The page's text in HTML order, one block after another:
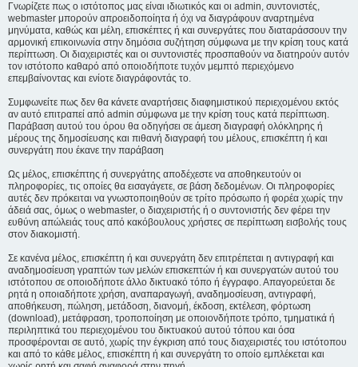
Γνωρίζετε πως ο ιστότοπος μας είναι ιδιωτικός και οι admin, συντονιστές,
webmaster μπορούν απροειδοποίητα ή όχι να διαγράφουν αναρτημένα
μηνύματα, καθώς και μέλη, επισκέπτες ή και συνεργάτες που διαταράσσουν την
αρμονική επικοινωνία στην δημόσια συζήτηση σύμφωνα με την κρίση τους κατά
περίπτωση. Οι διαχειριστές και οι συντονιστές προσπαθούν να διατηρούν αυτόν
τον ιστότοπο καθαρό από οποιοδήποτε τυχόν μεμπτό περιεχόμενο
επεμβαίνοντας και ενίοτε διαγράφοντάς το.
Συμφωνείτε πως δεν θα κάνετε αναρτήσεις διαφημιστικού περιεχομένου εκτός
αν αυτό επιτραπεί από admin σύμφωνα με την κρίση τους κατά περίπτωση.
Παράβαση αυτού του όρου θα οδηγήσει σε άμεση διαγραφή ολόκληρης ή
μέρους της δημοσίευσης και πιθανή διαγραφή του μέλους, επισκέπτη ή και
συνεργάτη που έκανε την παράβαση
Ως μέλος, επισκέπτης ή συνεργάτης αποδέχεστε να αποθηκευτούν οι
πληροφορίες, τις οποίες θα εισαγάγετε, σε βάση δεδομένων. Οι πληροφορίες
αυτές δεν πρόκειται να γνωστοποιηθούν σε τρίτο πρόσωπο ή φορέα χωρίς την
άδειά σας, όμως ο webmaster, ο διαχειριστής ή ο συντονιστής δεν φέρει την
ευθύνη απώλειάς τους από κακόβουλους χρήστες σε περίπτωση εισβολής τους
στον διακομιστή.
Σε κανένα μέλος, επισκέπτη ή και συνεργάτη δεν επιτρέπεται η αντιγραφή και
αναδημοσίευση γραπτών των μελών επισκεπτών ή και συνεργατών αυτού του
ιστότοπου σε οποιοδήποτε άλλο δικτυακό τόπο ή έγγραφο. Απαγορεύεται δε
ρητά η οποιαδήποτε χρήση, αναπαραγωγή, αναδημοσίευση, αντιγραφή,
αποθήκευση, πώληση, μετάδοση, διανομή, έκδοση, εκτέλεση, φόρτωση
(download), μετάφραση, τροποποίηση με οποιονδήποτε τρόπο, τμηματικά ή
περιληπτικά του περιεχομένου του δικτυακού αυτού τόπου και όσα
προσφέρονται σε αυτό, χωρίς την έγκριση από τους διαχειριστές του ιστότοπου
και από το κάθε μέλος, επισκέπτη ή και συνεργάτη το οποίο εμπλέκεται και